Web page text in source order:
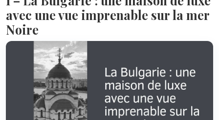
avec une vue imprenable sur la mer
Noire